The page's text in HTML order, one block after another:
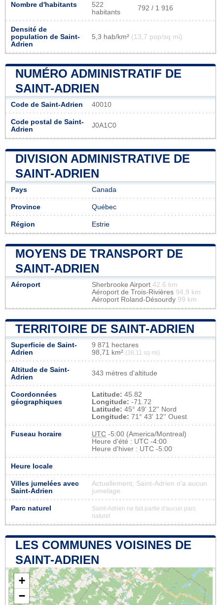
Nombre d'habitants
522
habitants
792 / 1 916
Densité de
population de Saint-
Adrien
5,3 hab/km² (13,7 pop/sq mi)
NUMÉRO ADMINISTRATIF DE
SAINT-ADRIEN
Code de Saint-Adrien 40010
Code postal de Saint-
Adrien
J0A1C0
DIVISION ADMINISTRATIVE DE
SAINT-ADRIEN
Pays Canada
Province Québec
Région Estrie
MOYENS DE TRANSPORT DE
SAINT-ADRIEN
Aéroport Sherbrooke Airport 42.6 km
Aéroport de Trois-Rivières 94.9 km
Aéroport Roland-Désourdy 99 km
TERRITOIRE DE SAINT-ADRIEN
Superficie de Saint-
Adrien
9 871 hectares
98,71 km² (38,11 sq mi)
Altitude de Saint-
Adrien
343 mètres d'altitude
Coordonnées
géographiques
Latitude: 45.82
Longitude: -71.72
Latitude: 45° 49' 12'' Nord
Longitude: 71° 43' 12'' Ouest
Fuseau horaire UTC -5:00 (America/Montreal)
Heure d'été : UTC -4:00
Heure d'hiver : UTC -5:00
Heure locale
Villes jumelées avec
Saint-Adrien
Actuellement, Saint-Adrien n'a aucun
jumelage
Parc naturel
Saint-Adrien ne fait partie d'aucun parc
naturel
LES COMMUNES VOISINES DE
SAINT-ADRIEN
+
−